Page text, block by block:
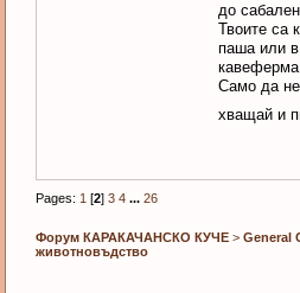
до
Твоите са
паша или
Само да не
хващай и
Pages: 1 [2] 3 4 ... 26
Форум КАРАКАЧАНСКО КУЧЕ> General
животновъдство